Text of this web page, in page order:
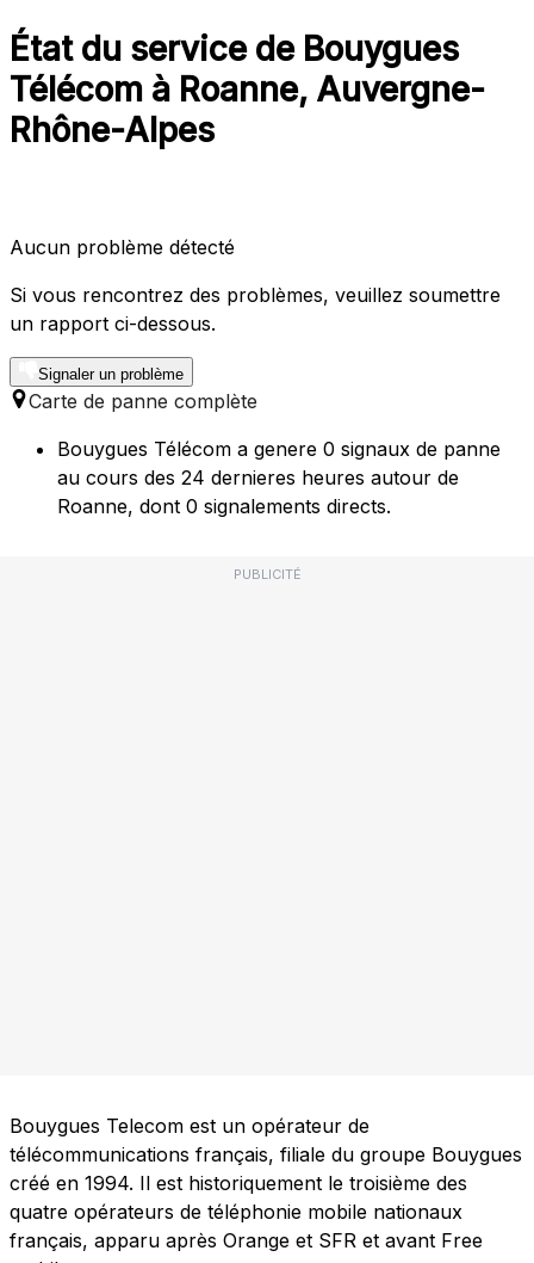
État du service de Bouygues
Télécom à Roanne, Auvergne-
Rhône-Alpes
Aucun problème détecté
Si vous rencontrez des problèmes, veuillez soumettre
un rapport ci-dessous.
Signaler un problème
Carte de panne complète
Bouygues Télécom a genere 0 signaux de panne
au cours des 24 dernieres heures autour de
Roanne, dont 0 signalements directs.
PUBLICITÉ
Bouygues Telecom est un opérateur de
télécommunications français, filiale du groupe Bouygues
créé en 1994. Il est historiquement le troisième des
quatre opérateurs de téléphonie mobile nationaux
français, apparu après Orange et SFR et avant Free